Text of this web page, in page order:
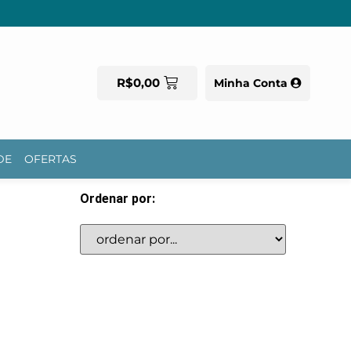
R$0,00 Minha Conta
OFERTAS
Ordenar por: